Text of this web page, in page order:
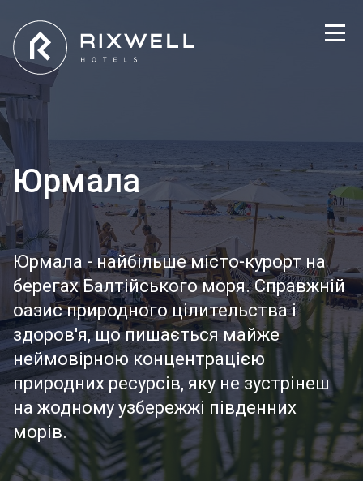
Юрмала
Юрмала - найбільше місто-курорт на
берегах Балтійського моря. Справжній
оазис природного цілительства і
здоров'я, що пишається майже
неймовірною концентрацією
природних ресурсів, яку не зустрінеш
на жодному узбережжі південних
морів.